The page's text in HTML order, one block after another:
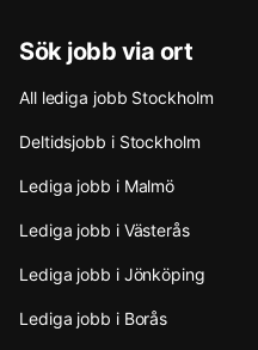
Sök jobb via ort
All lediga jobb Stockholm
Deltidsjobb i Stockholm
Lediga jobb i Malmö
Lediga jobb i Västerås
Lediga jobb i Jönköping
Lediga jobb i Borås